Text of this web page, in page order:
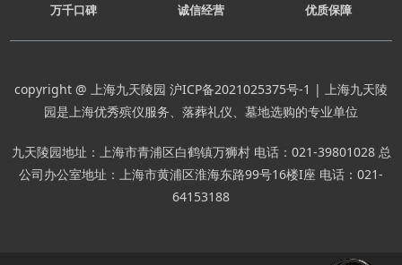
万千口碑 诚信经营 优质保障
copyright @ 上海九天陵园 沪ICP备2021025375号-1 | 上海九天陵
园是上海优秀殡仪服务、落葬礼仪、墓地选购的专业单位
九天陵园地址：上海市青浦区白鹤镇万狮村 电话：021-39801028 总
公司办公室地址：上海市黄浦区淮海东路99号16楼I座 电话：021-
64153188